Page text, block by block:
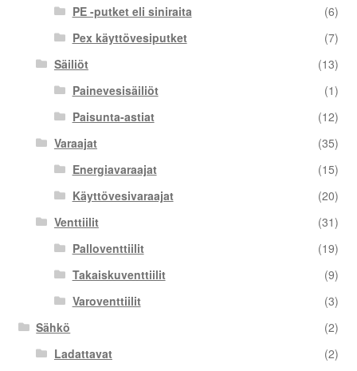
PE -putket eli siniraita
(6)
Pex käyttövesiputket
(7)
Säiliöt
(13)
Painevesisäiliöt
(1)
Paisunta-astiat
(12)
Varaajat
(35)
Energiavaraajat
(15)
Käyttövesivaraajat
(20)
Venttiilit
(31)
Palloventtiilit
(19)
Takaiskuventtiilit
(9)
Varoventtiilit
(3)
Sähkö
(2)
Ladattavat
(2)